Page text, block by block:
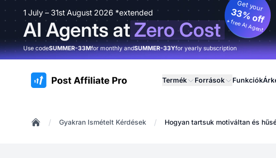
1 July – 31st August 2026 *extended
AI Agents atZero Cost
Get your
33% off
+ free AI Agent
Use codeSUMMER-33Mfor monthly andSUMMER-33Yfor yearly subscription
:site.title Termék Források Funkciók
/ Gyakran Ismételt Kérdések / Hogyan tartsuk motiváltan és